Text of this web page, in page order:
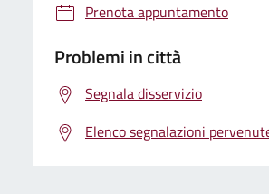
Prenota appuntamento
Problemi in città
Segnala disservizio
Elenco segnalazioni